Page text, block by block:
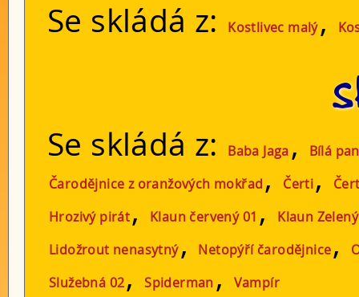
Se skládá z: Kostlivec malý,
Se skládá z: Baba Jaga ,
Bílá
Čarodějnice z oranžových mokřad , Čerti,
Hrozivý pirát, Klaun červený 01 ,
Klaun Zelený
Lidožrout nenasytný, Netopýří čarodějnice,
Služebná 02, Spiderman , Vampír